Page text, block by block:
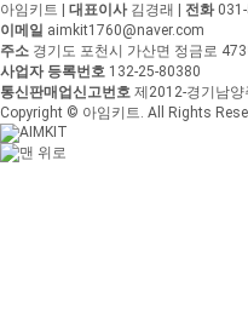
아임키트
대표이사김경래 전화031-
이메일 aimkit1760@naver.com
주소 경기도 포천시 가산면 정금로
사업자 등록번호 132-25-80380
통신판매업신고번호 제2012-경기남양
Copyright © 아임키트. All Rights